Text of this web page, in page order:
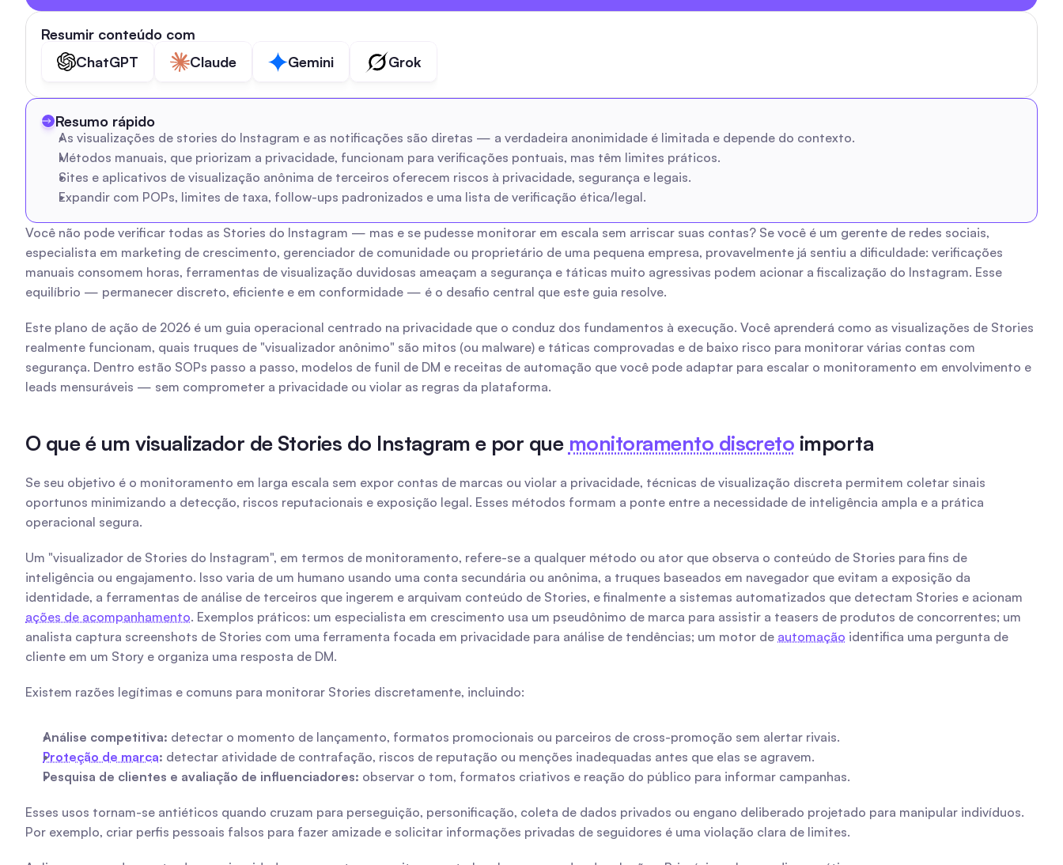
Resumir conteúdo com
ChatGPT
Claude Gemini Grok
Resumo rápido
As visualizações de stories do Instagram e as notificações são diretas — a verdadeira anonimidade é limitada e depende do contexto.
Métodos manuais, que priorizam a privacidade, funcionam para verificações pontuais, mas têm limites práticos.
Sites e aplicativos de visualização anônima de terceiros oferecem riscos à privacidade, segurança e legais.
Expandir com POPs, limites de taxa, follow-ups padronizados e uma lista de verificação ética/legal.
Você não pode verificar todas as Stories do Instagram — mas e se pudesse monitorar em escala sem arriscar suas contas? Se você é um gerente de redes sociais,
especialista em marketing de crescimento, gerenciador de comunidade ou proprietário de uma pequena empresa, provavelmente já sentiu a dificuldade: verificações
manuais consomem horas, ferramentas de visualização duvidosas ameaçam a segurança e táticas muito agressivas podem acionar a fiscalização do Instagram. Esse
equilíbrio — permanecer discreto, eficiente e em conformidade — é o desafio central que este guia resolve.
Este plano de ação de 2026 é um guia operacional centrado na privacidade que o conduz dos fundamentos à execução. Você aprenderá como as visualizações de Stories
realmente funcionam, quais truques de "visualizador anônimo" são mitos (ou malware) e táticas comprovadas e de baixo risco para monitorar várias contas com
segurança. Dentro estão SOPs passo a passo, modelos de funil de DM e receitas de automação que você pode adaptar para escalar o monitoramento em envolvimento e
leads mensuráveis — sem comprometer a privacidade ou violar as regras da plataforma.
O que é um visualizador de Stories do Instagram e por que monitoramento discreto importa
Se seu objetivo é o monitoramento em larga escala sem expor contas de marcas ou violar a privacidade, técnicas de visualização discreta permitem coletar sinais
oportunos minimizando a detecção, riscos reputacionais e exposição legal. Esses métodos formam a ponte entre a necessidade de inteligência ampla e a prática
operacional segura.
Um "visualizador de Stories do Instagram", em termos de monitoramento, refere-se a qualquer método ou ator que observa o conteúdo de Stories para fins de
inteligência ou engajamento. Isso varia de um humano usando uma conta secundária ou anônima, a truques baseados em navegador que evitam a exposição da
ações de acompanhamento. Exemplos práticos: um especialista em crescimento usa um pseudônimo de marca para assistir a teasers de produtos de concorrentes; um
analista captura screenshots de Stories com uma ferramenta focada em privacidade para análise de tendências; um motor de automação identifica uma pergunta de
cliente em um Story e organiza uma resposta de DM.
Existem razões legítimas e comuns para monitorar Stories discretamente, incluindo:
Análise competitiva: detectar o momento de lançamento, formatos promocionais ou parceiros de cross-promoção sem alertar rivais.
Proteção de marca: detectar atividade de contrafação, riscos de reputação ou menções inadequadas antes que elas se agravem.
Pesquisa de clientes e avaliação de influenciadores: observar o tom, formatos criativos e reação do público para informar campanhas.
Esses usos tornam-se antiéticos quando cruzam para perseguição, personificação, coleta de dados privados ou engano deliberado projetado para manipular indivíduos.
Por exemplo, criar perfis pessoais falsos para fazer amizade e solicitar informações privadas de seguidores é uma violação clara de limites.